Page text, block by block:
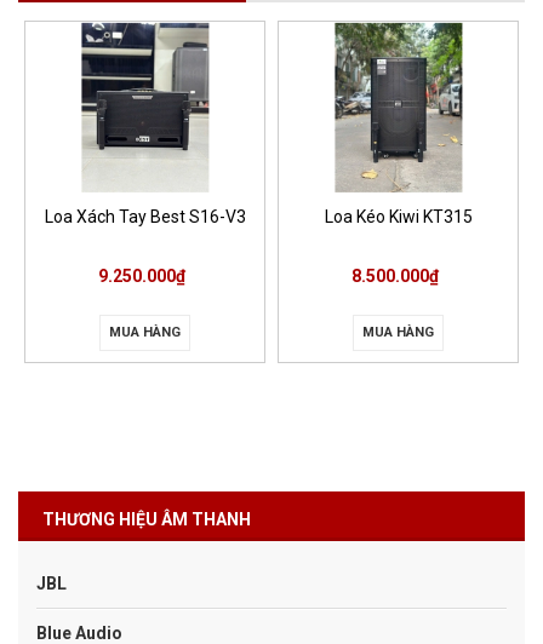
Loa Xách Tay Best S16-V3
9.250.000₫
MUA HÀNG
Loa Kéo Kiwi KT315
8.500.000₫
MUA HÀNG
THƯƠNG HIỆU ÂM THANH
JBL
Blue Audio